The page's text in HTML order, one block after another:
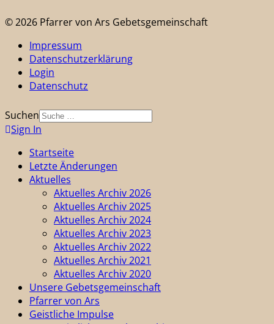
© 2026 Pfarrer von Ars Gebetsgemeinschaft
Impressum
Datenschutzerklärung
Login
Datenschutz
Suchen
Sign In
Startseite
Letzte Änderungen
Aktuelles
Aktuelles Archiv 2026
Aktuelles Archiv 2025
Aktuelles Archiv 2024
Aktuelles Archiv 2023
Aktuelles Archiv 2022
Aktuelles Archiv 2021
Aktuelles Archiv 2020
Unsere Gebetsgemeinschaft
Pfarrer von Ars
Geistliche Impulse